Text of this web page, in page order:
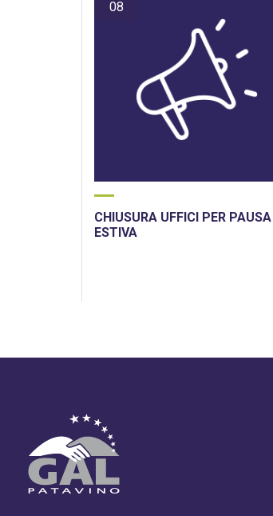
08
CHIUSURA UFFICI PER PAUSA
ESTIVA